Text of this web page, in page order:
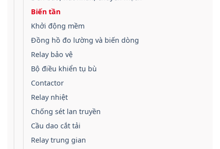
Biến tần
Khởi động mềm
Đồng hồ đo lường và biến dòng
Relay bảo vệ
Bộ điều khiển tụ bù
Contactor
Relay nhiệt
Chống sét lan truyền
Cầu dao cắt tải
Relay trung gian